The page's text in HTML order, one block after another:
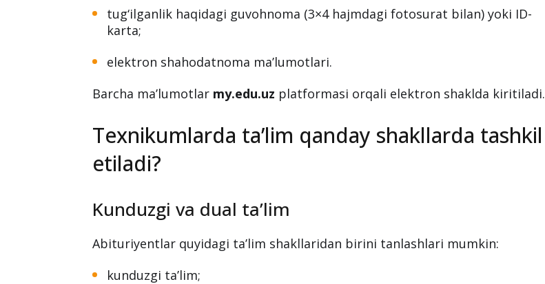
tug‘ilganlik haqidagi guvohnoma (3×4 hajmdagi fotosurat bilan) yoki ID-
karta;
elektron shahodatnoma ma’lumotlari.
Barcha ma’lumotlar my.edu.uz platformasi orqali elektron shaklda kiritiladi.
Texnikumlarda ta’lim qanday shakllarda tashkil
etiladi?
Kunduzgi va dual ta’lim
Abituriyentlar quyidagi ta’lim shakllaridan birini tanlashlari mumkin:
kunduzgi ta’lim;